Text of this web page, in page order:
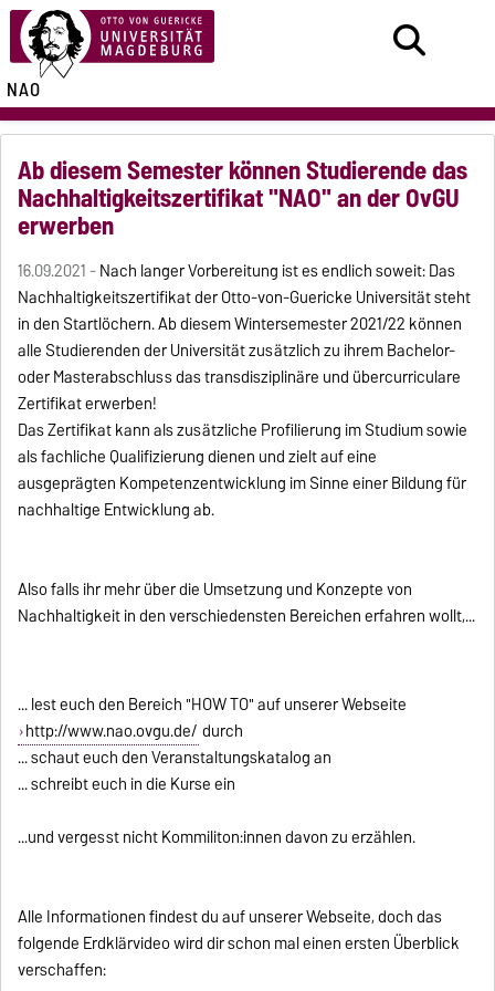
NAO
Ab diesem Semester können Studierende das
Nachhaltigkeitszertifikat "NAO" an der OvGU
erwerben
16.09.2021 -Nach langer Vorbereitung ist es endlich soweit: Das
Nachhaltigkeitszertifikat der Otto-von-Guericke Universität steht
in den Startlöchern. Ab diesem Wintersemester 2021/22 können
alle Studierenden der Universität zusätzlich zu ihrem Bachelor-
oder Masterabschluss das transdisziplinäre und übercurriculare
Zertifikat erwerben!
Das Zertifikat kann als zusätzliche Profilierung im Studium sowie
als fachliche Qualifizierung dienen und zielt auf eine
ausgeprägten Kompetenzentwicklung im Sinne einer Bildung für
nachhaltige Entwicklung ab.
Also falls ihr mehr über die Umsetzung und Konzepte von
Nachhaltigkeit in den verschiedensten Bereichen erfahren wollt,...
... lest euch den Bereich "HOW TO" auf unserer Webseite
http://www.nao.ovgu.de/ durch
... schaut euch den Veranstaltungskatalog an
... schreibt euch in die Kurse ein
...und vergesst nicht Kommiliton:innen davon zu erzählen.
Alle Informationen findest du auf unserer Webseite, doch das
folgende Erdklärvideo wird dir schon mal einen ersten Überblick
verschaffen: